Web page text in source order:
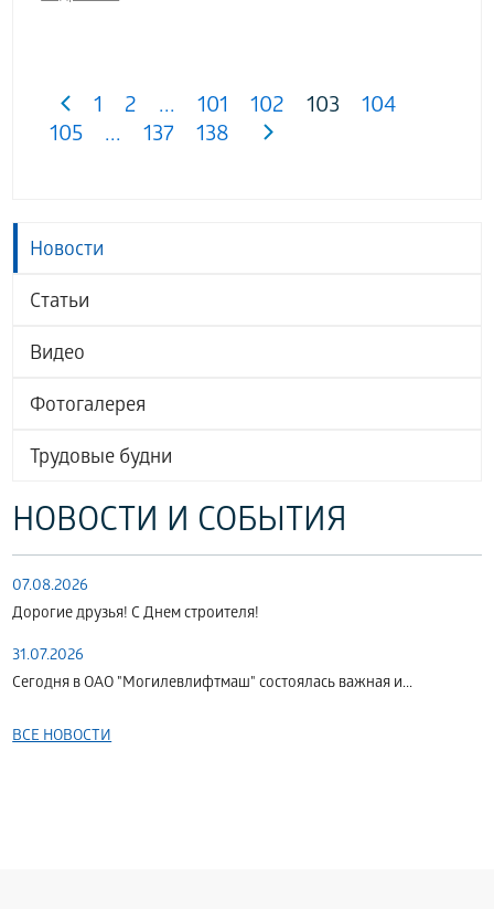
Новости
Статьи
Видео
Фотогалерея
Трудовые будни
НОВОСТИ И СОБЫТИЯ
07.08.2026
Дорогие друзья! С Днем строителя!
31.07.2026
Сегодня в ОАО "Могилевлифтмаш" состоялась важная и...
ВСЕ НОВОСТИ
1 2 ... 101 102 103
104
105
... 137 138